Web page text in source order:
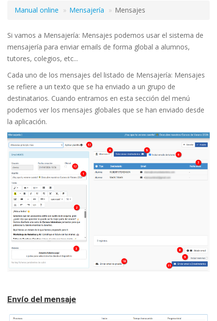
Manual online Mensajería Mensajes
Si vamos a Mensajería: Mensajes podemos usar el sistema de
mensajería para enviar emails de forma global a alumnos,
tutores, colegios, etc...
Cada uno de los mensajes del listado de Mensajería: Mensajes
se refiere a un texto que se ha enviado a un grupo de
destinatarios. Cuando entramos en esta sección del menú
podemos ver los mensajes globales que se han enviado desde
la aplicación.
Envío del mensaje